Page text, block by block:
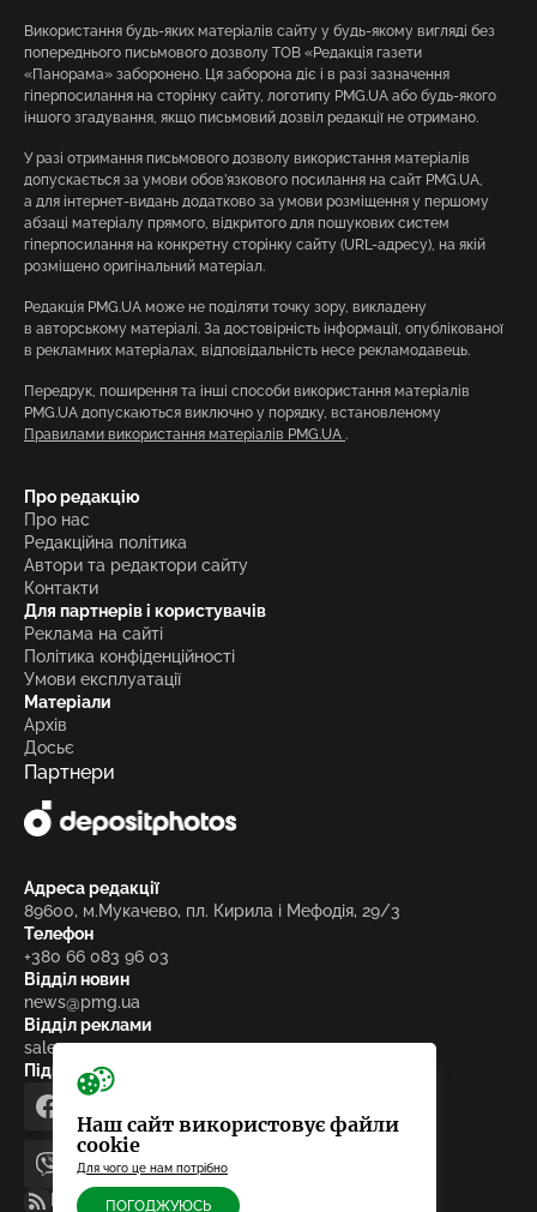
Використання будь-яких матеріалів сайту у будь-якому вигляді без
попереднього письмового дозволу ТОВ «Редакція газети
«Панорама» заборонено. Ця заборона діє і в разі зазначення
гіперпосилання на сторінку сайту, логотипу PMG.UA або будь-якого
іншого згадування, якщо письмовий дозвіл редакції не отримано.
У разі отримання письмового дозволу використання матеріалів
допускається за умови обов’язкового посилання на сайт PMG.UA,
а для інтернет-видань додатково за умови розміщення у першому
абзаці матеріалу прямого, відкритого для пошукових систем
гіперпосилання на конкретну сторінку сайту (URL-адресу), на якій
розміщено оригінальний матеріал.
Редакція PMG.UA може не поділяти точку зору, викладену
в авторському матеріалі. За достовірність інформації, опублікованої
в рекламних матеріалах, відповідальність несе рекламодавець.
Передрук, поширення та інші способи використання матеріалів
PMG.UA допускаються виключно у порядку, встановленому
Правилами використання матеріалів PMG.UA .
Про редакцію
Про нас
Редакційна політика
Автори та редактори сайту
Контакти
Для партнерів і користувачів
Реклама на сайті
Політика конфіденційності
Умови експлуатації
Матеріали
Архів
Досьє
Партнери
Адреса редакції
89600, м.Мукачево, пл. Кирила і Мефодія, 29/3
Телефон
+380 66 083 96 03
Відділ новин
news@pmg.ua
Відділ реклами
sales@pmg.ua
Підписуйтесь на нас у соціальних мережах
facebooktelegram
viber
youtube
RSS-стрічка
Наш сайт використовує файли
cookie
Для чого це нам потрібно
ПОГОДЖУЮСЬ